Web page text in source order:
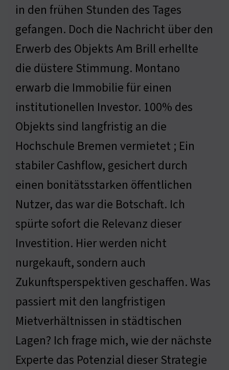
in den frühen Stunden des Tages
gefangen. Doch die Nachricht über den
Erwerb des Objekts Am Brill erhellte
die düstere Stimmung. Montano
erwarb die Immobilie für einen
institutionellen Investor. 100% des
Objekts sind langfristig an die
Hochschule Bremen vermietet ; Ein
stabiler Cashflow, gesichert durch
einen bonitätsstarken öffentlichen
Nutzer, das war die Botschaft. Ich
spürte sofort die Relevanz dieser
Investition. Hier werden nicht
nurgekauft, sondern auch
Zukunftsperspektiven geschaffen. Was
passiert mit den langfristigen
Mietverhältnissen in städtischen
Lagen? Ich frage mich, wie der nächste
Experte das Potenzial dieser Strategie